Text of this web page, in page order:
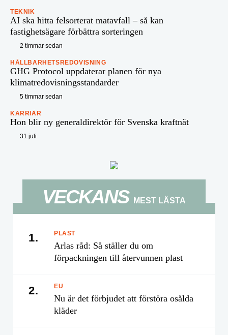
TEKNIK
AI ska hitta felsorterat matavfall – så kan
fastighetsägare förbättra sorteringen
2 timmar sedan
HÅLLBARHETSREDOVISNING
GHG Protocol uppdaterar planen för nya
klimatredovisningsstandarder
5 timmar sedan
KARRIÄR
Hon blir ny generaldirektör för Svenska kraftnät
31 juli
VECKANS MEST LÄSTA
1. PLAST
Arlas råd: Så ställer du om
förpackningen till återvunnen plast
2. EU
Nu är det förbjudet att förstöra osålda
kläder